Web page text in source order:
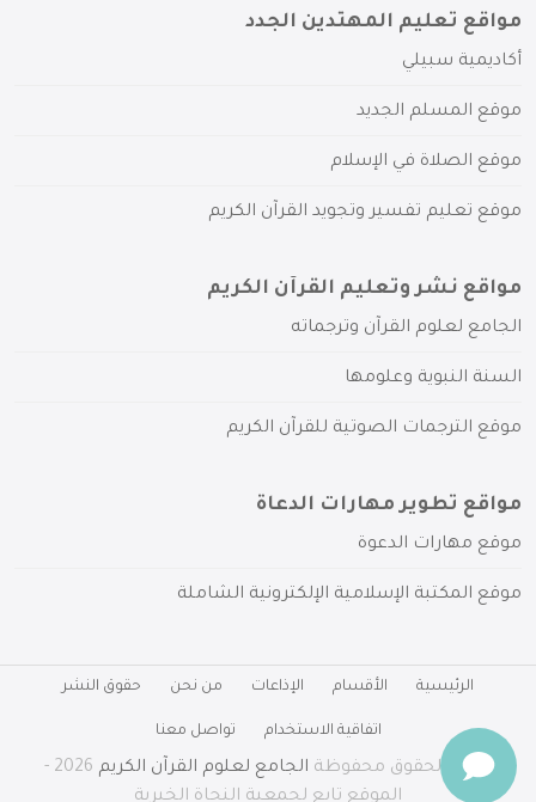
مواقع تعليم المهتدين الجدد
أكاديمية سبيلي
موقع المسلم الجديد
موقع الصلاة في الإسلام
موقع تعليم تفسير وتجويد القرآن الكريم
مواقع نشر وتعليم القرآن الكريم
الجامع لعلوم القرآن وترجماته
السنة النبوية وعلومها
موقع الترجمات الصوتية للقرآن الكريم
مواقع تطوير مهارات الدعاة
موقع مهارات الدعوة
موقع المكتبة الإسلامية الإلكترونية الشاملة
الرئيسية الأقسام الإذاعات من نحن حقوق النشر
اتفاقية الاستخدام تواصل معنا
جميع الحقوق محفوظة الجامع لعلوم القرآن الكريم
2026 -
الموقع تابع لجمعية النجاة الخيرية